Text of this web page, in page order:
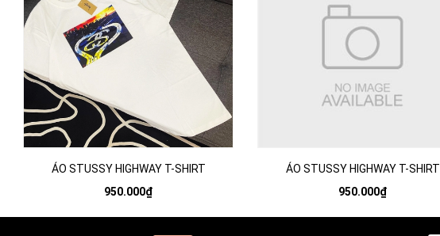
ÁO STUSSY HIGHWAY T-SHIRT
950.000₫
ÁO STUSSY HIGHWAY T-SHIRT
950.000₫